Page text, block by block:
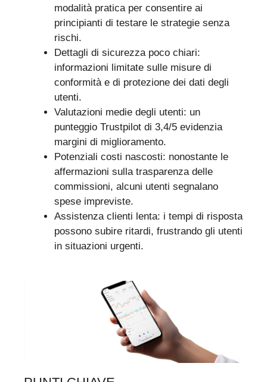
modalità pratica per consentire ai
principianti di testare le strategie senza
rischi.
Dettagli di sicurezza poco chiari:
informazioni limitate sulle misure di
conformità e di protezione dei dati degli
utenti.
Valutazioni medie degli utenti: un
punteggio Trustpilot di 3,4/5 evidenzia
margini di miglioramento.
Potenziali costi nascosti: nonostante le
affermazioni sulla trasparenza delle
commissioni, alcuni utenti segnalano
spese impreviste.
Assistenza clienti lenta: i tempi di risposta
possono subire ritardi, frustrando gli utenti
in situazioni urgenti.